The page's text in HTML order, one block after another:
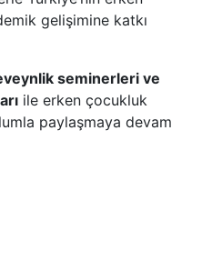
gelişimine katkı
seminerleri ve
ile erken çocukluk
paylaşmaya devam